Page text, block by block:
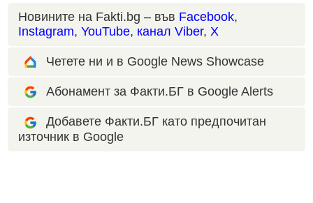
Новините на Fakti.bg – във Facebook,
Instagram, YouTube, канал Viber, X
Четете ни и в Google News Showcase
Абонамент за Факти.БГ в Google Alerts
Добавете Факти.БГ като предпочитан
източник в Google